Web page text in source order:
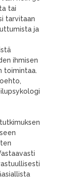
tai
tarvitaan
ja
ihmisen
toimintaa.